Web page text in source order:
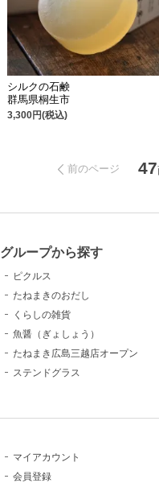
シルクの石鹸
群馬県桐生市
3,300円(税込)
前のページ 47
グループから探す
ピクルス
たねまきのおだし
くらしの雑貨
魚醤（ぎょしょう）
たねまき広島三越店オープン
ステンドグラス
マイアカウント
会員登録